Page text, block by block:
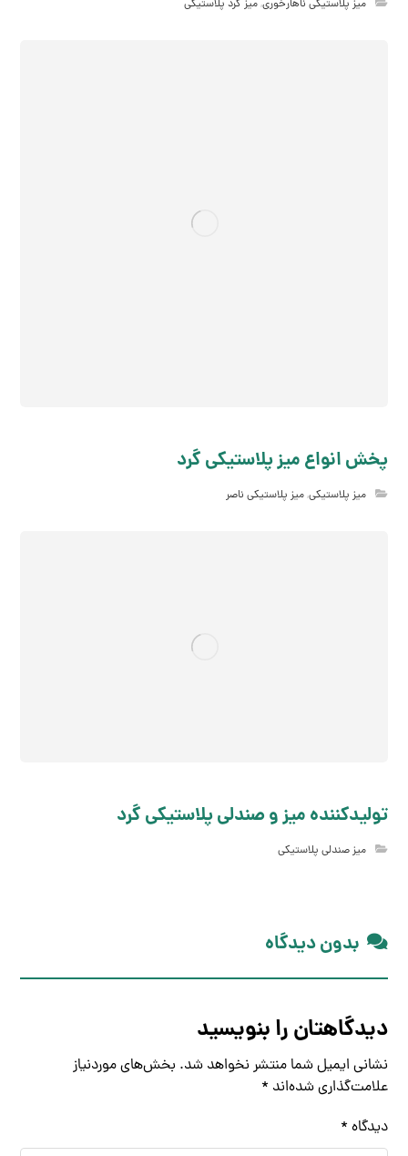
میز پلاستیکی ناهارخوری,میز گرد پلاستیکی
پخش انواع میز پلاستیکی گرد
میز پلاستیکی,میز پلاستیکی ناصر
تولیدکننده میز و صندلی پلاستیکی گرد
میز صندلی پلاستیکی
بدون دیدگاه
دیدگاهتان را بنویسید
نشانی ایمیل شما منتشر نخواهد شد. بخش‌های موردنیاز
علامت‌گذاری شده‌اند *
دیدگاه *